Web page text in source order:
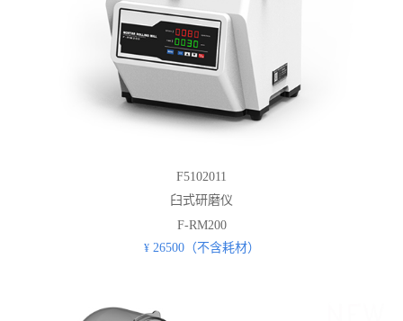
F5102011
臼式研磨仪
F-RM200
¥ 26500（不含耗材）